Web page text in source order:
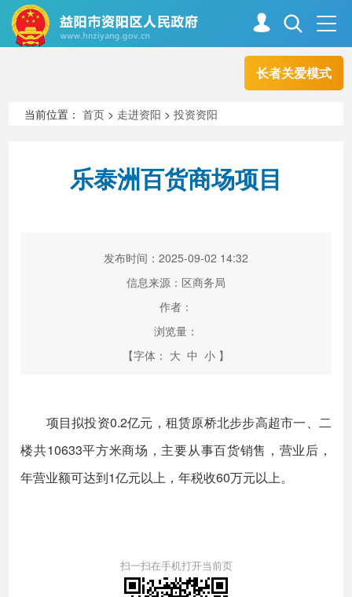
长者关爱模式
走进资阳
当前位置：首页 > 走进资阳 >投资资阳
乐泰洲百货商场项目
发布时间：2025-09-02 14:32
信息来源：区商务局
作者：
浏览量：
【字体： 大 中 小 】
项目拟投资0.2亿元，租赁原桥北步步高超市一、二
楼共10633平方米商场，主要从事百货销售，营业后，
年营业额可达到1亿元以上，年税收60万元以上。
扫一扫在手机打开当前页